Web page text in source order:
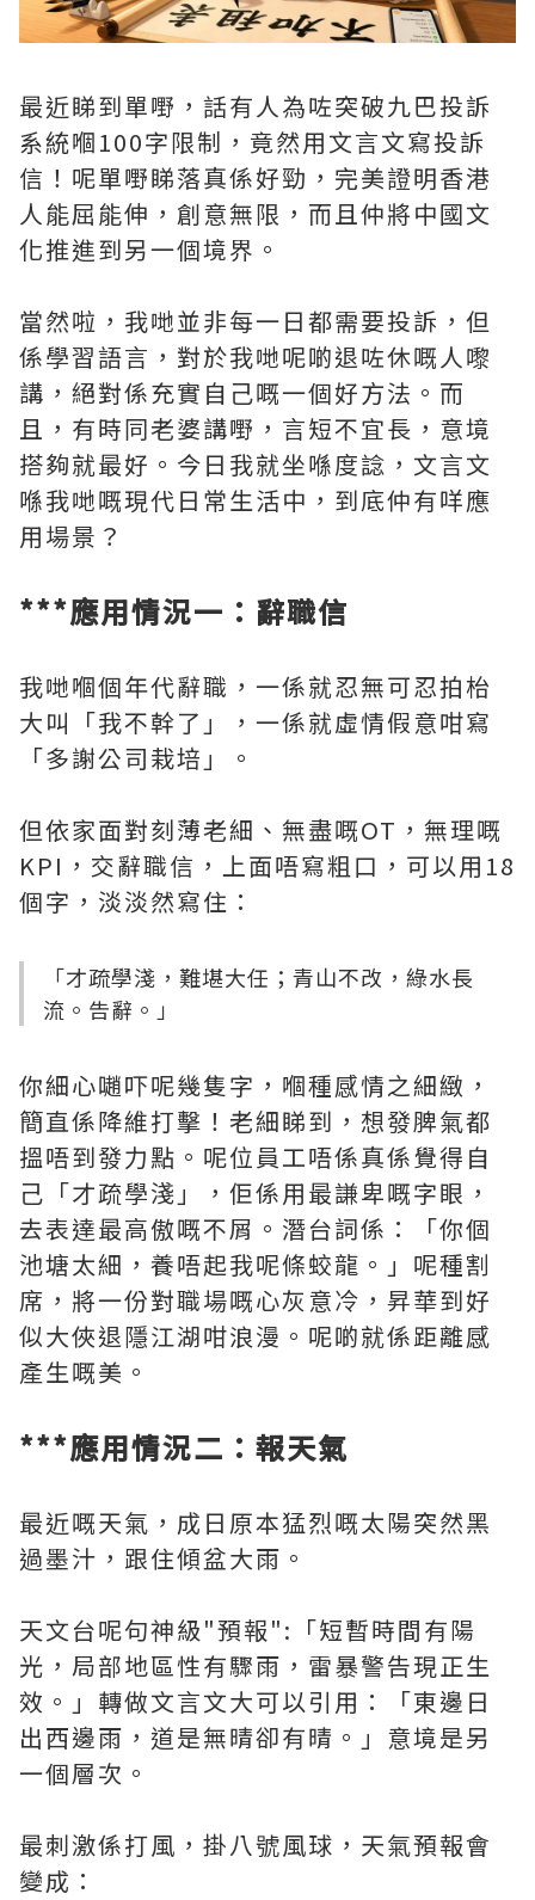
最近睇到單嘢，話有人為咗突破九巴投訴
系統嗰100字限制，竟然用文言文寫投訴
信！呢單嘢睇落真係好勁，完美證明香港
人能屈能伸，創意無限，而且仲將中國文
化推進到另一個境界。
當然啦，我哋並非每一日都需要投訴，但
係學習語言，對於我哋呢啲退咗休嘅人嚟
講，絕對係充實自己嘅一個好方法。而
且，有時同老婆講嘢，言短不宜長，意境
搭夠就最好。今日我就坐喺度諗，文言文
喺我哋嘅現代日常生活中，到底仲有咩應
用場景？
***應用情況一：辭職信
我哋嗰個年代辭職，一係就忍無可忍拍枱
大叫「我不幹了」，一係就虛情假意咁寫
「多謝公司栽培」。
但依家面對刻薄老細、無盡嘅OT，無理嘅
KPI，交辭職信，上面唔寫粗口，可以用18
個字，淡淡然寫住：
「才疏學淺，難堪大任；青山不改，綠水長
流。告辭。」
你細心𡁻吓呢幾隻字，嗰種感情之細緻，
簡直係降維打擊！老細睇到，想發脾氣都
搵唔到發力點。呢位員工唔係真係覺得自
己「才疏學淺」，佢係用最謙卑嘅字眼，
去表達最高傲嘅不屑。潛台詞係：「你個
池塘太細，養唔起我呢條蛟龍。」呢種割
席，將一份對職場嘅心灰意冷，昇華到好
似大俠退隱江湖咁浪漫。呢啲就係距離感
產生嘅美。
***應用情況二：報天氣
最近嘅天氣，成日原本猛烈嘅太陽突然黑
過墨汁，跟住傾盆大雨。
天文台呢句神級"預報":「短暫時間有陽
光，局部地區性有驟雨，雷暴警告現正生
效。」轉做文言文大可以引用：「東邊日
出西邊雨，道是無晴卻有晴。」意境是另
一個層次。
最刺激係打風，掛八號風球，天氣預報會
變成：